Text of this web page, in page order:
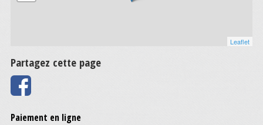
Leaflet
Partagez cette page
Paiement en ligne